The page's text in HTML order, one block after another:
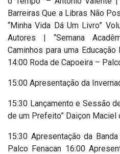
Barreiras Que a Libras Não
“Minha Vida Dá Um Livro”
Autores | “Semana
Caminhos para uma
14:00 Roda de Capoeira –
15:00 Apresentação da
15:30 Lançamento e Sessão
de um Prefeito” Daiçon Maciel
15:30 Apresentação da
Palco Fenacan 16:00